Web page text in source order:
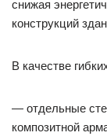
снижая
конструкций
В качестве
— отдельные
композитной